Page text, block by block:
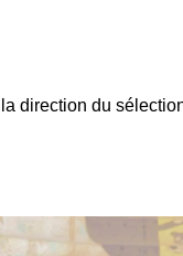
direction du